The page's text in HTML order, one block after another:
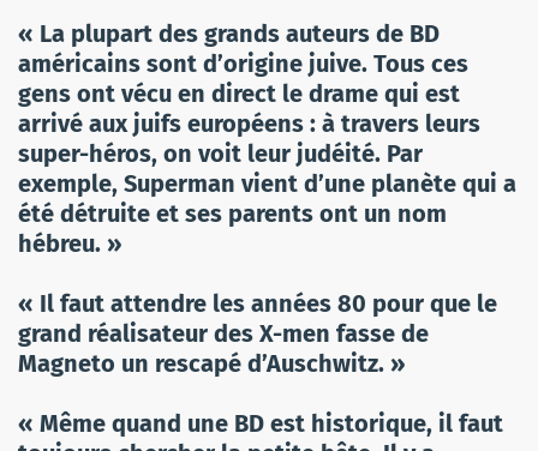
« La plupart des grands auteurs de BD
américains sont d’origine juive. Tous ces
gens ont vécu en direct le drame qui est
arrivé aux juifs européens : à travers leurs
super-héros, on voit leur judéité. Par
exemple, Superman vient d’une planète qui a
été détruite et ses parents ont un nom
hébreu. »
« Il faut attendre les années 80 pour que le
grand réalisateur des X-men fasse de
Magneto un rescapé d’Auschwitz. »
« Même quand une BD est historique, il faut